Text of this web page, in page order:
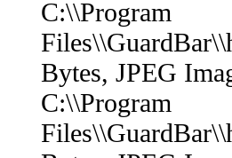
C:\\Program
Bytes, JPEG
C:\\Program